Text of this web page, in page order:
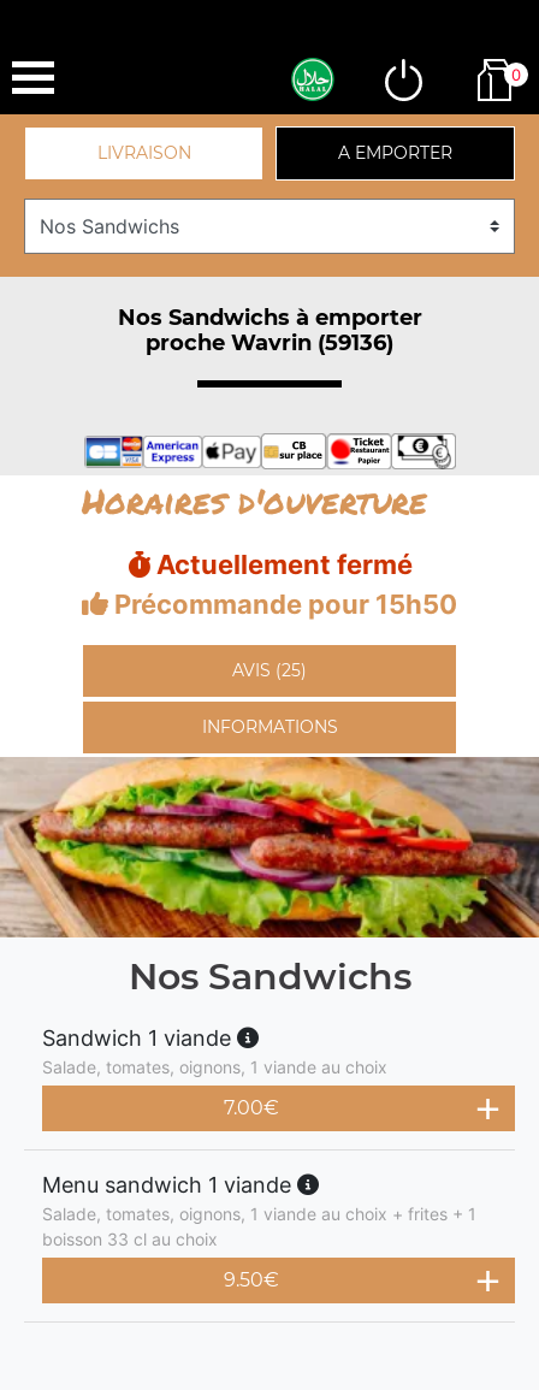
0
LIVRAISON A EMPORTER
Nos Sandwichs à emporter
proche Wavrin (59136)
Horaires d'ouverture
Actuellement fermé
Précommande pour 15h50
AVIS (25)
INFORMATIONS
Nos Sandwichs
Sandwich 1 viande
Salade, tomates, oignons, 1 viande au choix
7.00€
Menu sandwich 1 viande
Salade, tomates, oignons, 1 viande au choix + frites + 1
boisson 33 cl au choix
9.50€